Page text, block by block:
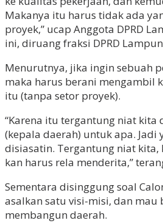
Makanya itu harus tidak ada
proyek,” ucap Anggota DPRD
ini, diruang fraksi DPRD
Menurutnya, jika ingin sebuah
maka harus berani mengambil
itu (tanpa setor proyek).
“Karena itu tergantung niat
(kepala daerah) untuk apa. Jadi
disiasatin. Tergantung niat
kan harus rela menderita,”
Sementara disinggung soal
asalkan satu visi-misi, dan mau
membangun daerah.